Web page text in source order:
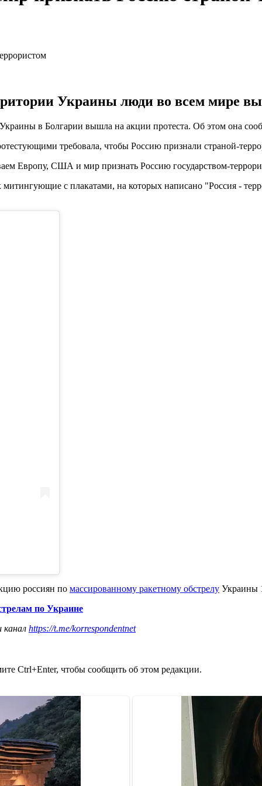
Украины люди во всем мире
в Болгарии вышла на акции протеста. Об этом она
требовала, чтобы Россию признали страной-
Европу, США и мир признать Россию государством-
с плакатами, на которых написано "Россия -
россиян по массированному ракетному обстрелу Украины
по Украине
канал https://t.me/korrespondentnet
Ctrl+Enter, чтобы сообщить об этом редакции.